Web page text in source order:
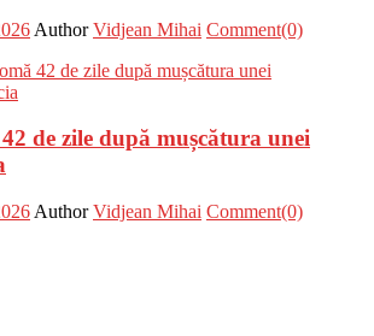
Author Vidjean Mihai Comment(0)
de zile după mușcătura unei
Author Vidjean Mihai Comment(0)